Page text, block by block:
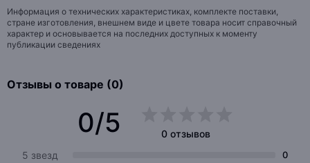
Информация о технических характеристиках, комплекте поставки,
стране изготовления, внешнем виде и цвете товара носит справочный
характер и основывается на последних доступных к моменту
публикации сведениях
Отзывы о товаре (0)
0/5
0 отзывов
5 звезд
0